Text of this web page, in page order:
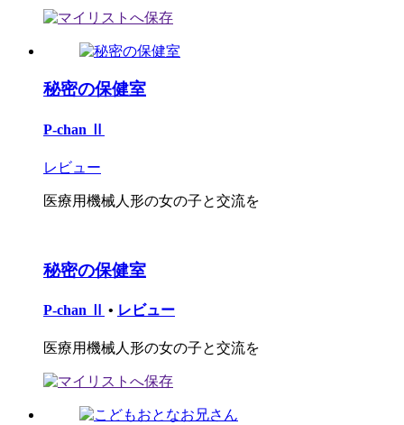
秘密の保健室
P-chan Ⅱ
レビュー
医療用機械人形の女の子と交流を
秘密の保健室
P-chan Ⅱ • レビュー
医療用機械人形の女の子と交流を